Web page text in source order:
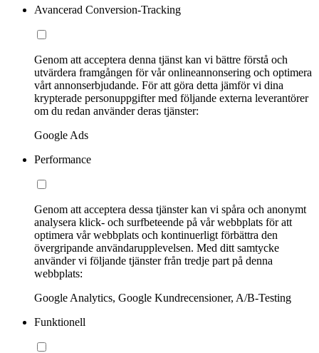
Avancerad Conversion-Tracking
Genom att acceptera denna tjänst kan vi bättre förstå och
utvärdera framgången för vår onlineannonsering och optimera
vårt annonserbjudande. För att göra detta jämför vi dina
krypterade personuppgifter med följande externa leverantörer
om du redan använder deras tjänster:
Google Ads
Performance
Genom att acceptera dessa tjänster kan vi spåra och anonymt
analysera klick- och surfbeteende på vår webbplats för att
optimera vår webbplats och kontinuerligt förbättra den
övergripande användarupplevelsen. Med ditt samtycke
använder vi följande tjänster från tredje part på denna
webbplats:
Google Analytics, Google Kundrecensioner, A/B-Testing
Funktionell